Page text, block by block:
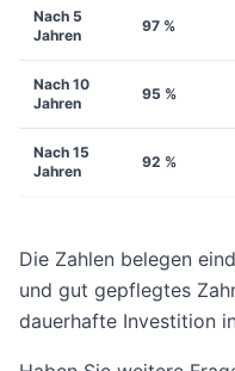
Nach 5
Jahren
97 %
Nach 10
Jahren
95 %
Nach 15
Jahren
92 %
Die Zahlen belegen
und gut gepflegtes
dauerhafte Investition